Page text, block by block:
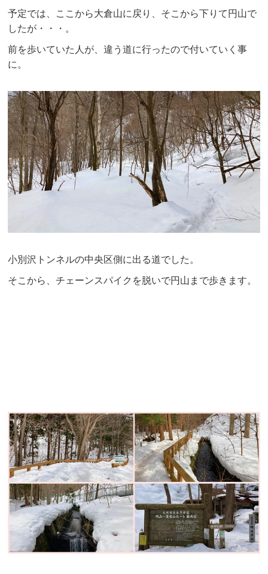
予定では、ここから大倉山に戻り、そこから下りて円山で
したが・・・。
前を歩いていた人が、違う道に行ったので付いていく事
に。
小別沢トンネルの中央区側に出る道でした。
そこから、チェーンスパイクを脱いで円山まで歩きます。